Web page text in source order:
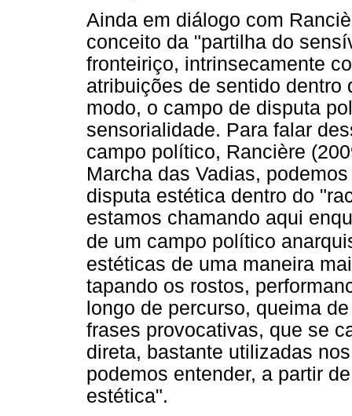
Ainda em diálogo com
conceito da "partilha do
fronteiriço, intrinsecamente
atribuições de sentido
modo, o campo de disputa
sensorialidade. Para falar
campo político, Rancière
Marcha das Vadias,
disputa estética dentro do
estamos chamando aqui
de um campo político
estéticas de uma maneira
tapando os rostos,
longo de percurso, queima
frases provocativas, que se
direta, bastante utilizadas
podemos entender, a partir
estética".